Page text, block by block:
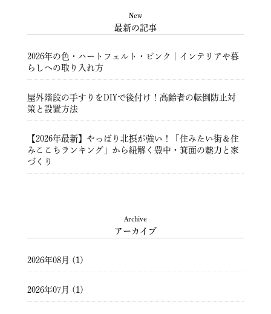
New
最新の記事
2026年の色・ハートフェルト・ピンク｜インテリアや暮
らしへの取り入れ方
屋外階段の手すりをDIYで後付け！高齢者の転倒防止対
策と設置方法
【2026年最新】やっぱり北摂が強い！「住みたい街＆住
みここちランキング」から紐解く豊中・箕面の魅力と家
づくり
Archive
アーカイブ
2026年08月 (1)
2026年07月 (1)